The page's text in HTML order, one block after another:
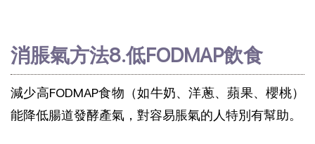
消脹氣方法8.低FODMAP飲食
減少高FODMAP食物（如牛奶、洋蔥、蘋果、櫻桃）
能降低腸道發酵產氣，對容易脹氣的人特別有幫助。